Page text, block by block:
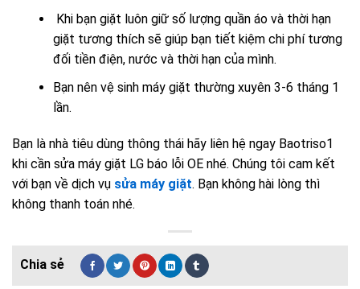
Khi bạn giặt luôn giữ số lượng quần áo và thời hạn
giặt tương thích sẽ giúp bạn tiết kiệm chi phí tương
đối tiền điện, nước và thời hạn của mình.
Bạn nên vệ sinh máy giặt thường xuyên 3-6 tháng 1
lần.
Bạn là nhà tiêu dùng thông thái hãy liên hệ ngay Baotriso1
khi cần sửa máy giặt LG báo lỗi OE nhé. Chúng tôi cam kết
với bạn về dịch vụ sửa máy giặt. Bạn không hài lòng thì
không thanh toán nhé.